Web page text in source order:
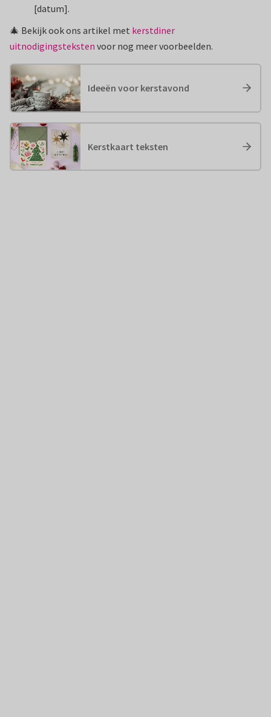
[datum].
🎄 Bekijk ook ons artikel met kerstdiner
uitnodigingsteksten voor nog meer voorbeelden.
Ideeën voor kerstavond
Kerstkaart teksten